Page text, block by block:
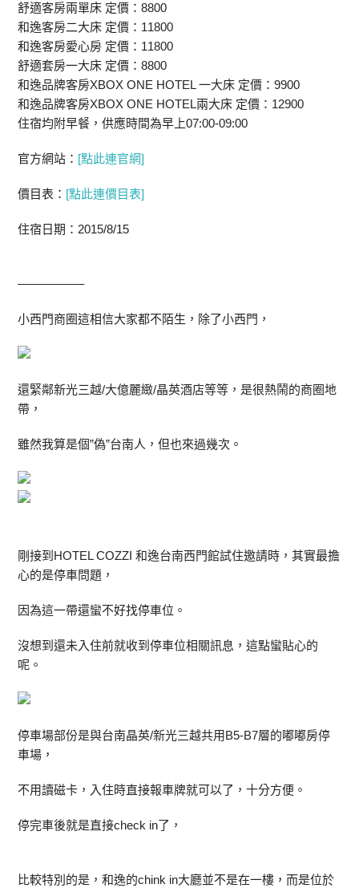
舒適客房兩單床 定價：8800
和逸客房二大床 定價：11800
和逸客房愛心房 定價：11800
舒適套房一大床 定價：8800
和逸品牌客房XBOX ONE HOTEL 一大床 定價：9900
和逸品牌客房XBOX ONE HOTEL兩大床 定價：12900
住宿均附早餐，供應時間為早上07:00-09:00
官方網站： [點此連官網]
價目表： [點此連價目表]
住宿日期：2015/8/15
—————–
小西門商圈這相信大家都不陌生，除了小西門，
還緊鄰新光三越/大億麗緻/晶英酒店等等，是很熱鬧的商圈地
帶，
雖然我算是個”偽”台南人，但也來過幾次。
剛接到HOTEL COZZI 和逸台南西門館試住邀請時，其實最擔
心的是停車問題，
因為這一帶還蠻不好找停車位。
沒想到還未入住前就收到停車位相關訊息，這點蠻貼心的
呢。
停車場部份是與台南晶英/新光三越共用B5-B7層的嘟嘟房停
車場，
不用讀磁卡，入住時直接報車牌就可以了，十分方便。
停完車後就是直接check in了，
比較特別的是，和逸的chink in大廳並不是在一樓，而是位於